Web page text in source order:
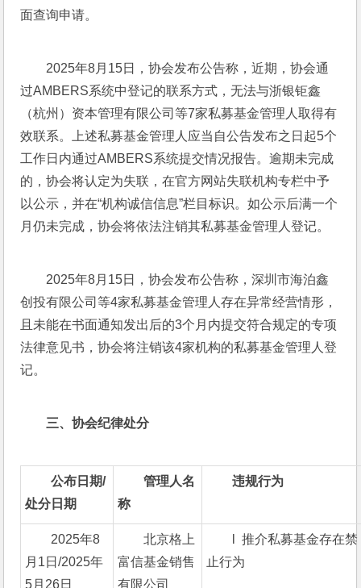
面查询申请。
2025年8月15日，协会发布公告称，近期，协会通
过AMBERS系统中登记的联系方式，无法与浙银钜鑫
（杭州）资本管理有限公司等7家私募基金管理人取得有
效联系。上述私募基金管理人应当自公告发布之日起5个
工作日内通过AMBERS系统提交情况报告。逾期未完成
的，协会将认定为失联，在官方网站失联机构专栏中予
以公示，并在“机构诚信信息”栏目标识。如公示后满一个
月仍未完成，协会将依法注销其私募基金管理人登记。
2025年8月15日，协会发布公告称，深圳市海泊鑫
创投有限公司等4家私募基金管理人存在异常经营情形，
且未能在书面通知发出后的3个月内提交符合规定的专项
法律意见书，协会将注销该4家机构的私募基金管理人登
记。
三、协会纪律处分
公布日期/
处分日期
管理人名
称
违规行为
2025年8
月1日/2025年
5月26日
北京格上
富信基金销售
有限公司
l  推介私募基金存在禁
止行为